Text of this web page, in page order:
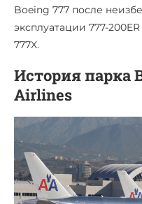
Boeing 777 после
эксплуатации 777-
777X.
История парка
Airlines